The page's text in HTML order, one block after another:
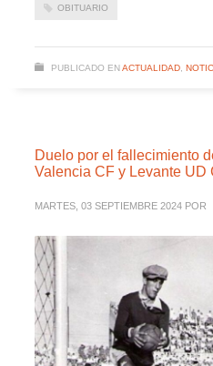
OBITUARIO
PUBLICADO EN ACTUALIDAD,
Duelo por el fallecimiento
Valencia CF y Levante UD
MARTES, 03 SEPTIEMBRE 2024 POR